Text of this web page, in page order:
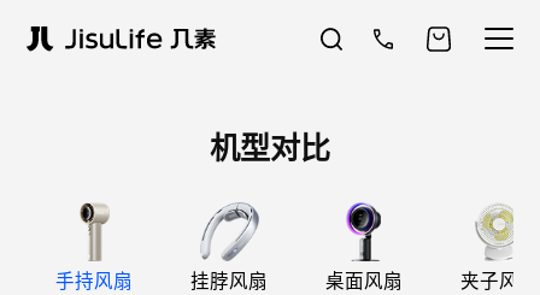
机型对比
手持风扇 挂脖风扇 桌面风扇 夹子风扇